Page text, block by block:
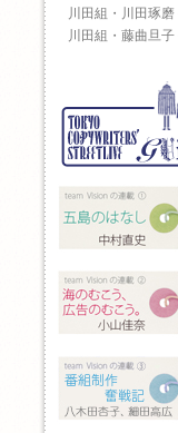
川田組・川田琢磨
川田組・藤曲旦子